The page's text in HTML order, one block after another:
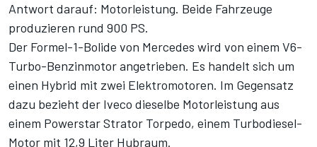
Antwort darauf: Motorleistung. Beide Fahrzeuge
produzieren rund 900 PS.
Der Formel-1-Bolide von Mercedes wird von einem V6-
Turbo-Benzinmotor angetrieben. Es handelt sich um
einen Hybrid mit zwei Elektromotoren. Im Gegensatz
dazu bezieht der Iveco dieselbe Motorleistung aus
einem Powerstar Strator Torpedo, einem Turbodiesel-
Motor mit 12,9 Liter Hubraum.